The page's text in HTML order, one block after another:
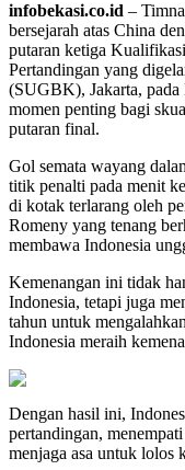
infobekasi.co.id –
bersejarah atas China
putaran ketiga
Pertandingan yang
(SUGBK), Jakarta,
momen penting bagi
putaran final.
Gol semata wayang
titik penalti pada menit
di kotak terlarang oleh
Romeny yang tenang
membawa Indonesia
Kemenangan ini tidak
Indonesia, tetapi juga
tahun untuk
Indonesia meraih
Dengan hasil ini,
pertandingan,
menjaga asa untuk lolos